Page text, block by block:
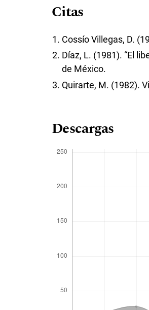
Citas
Cossío Villegas, D.
Díaz, L. (1981). “El
de México.
Quirarte, M. (1982).
Descargas